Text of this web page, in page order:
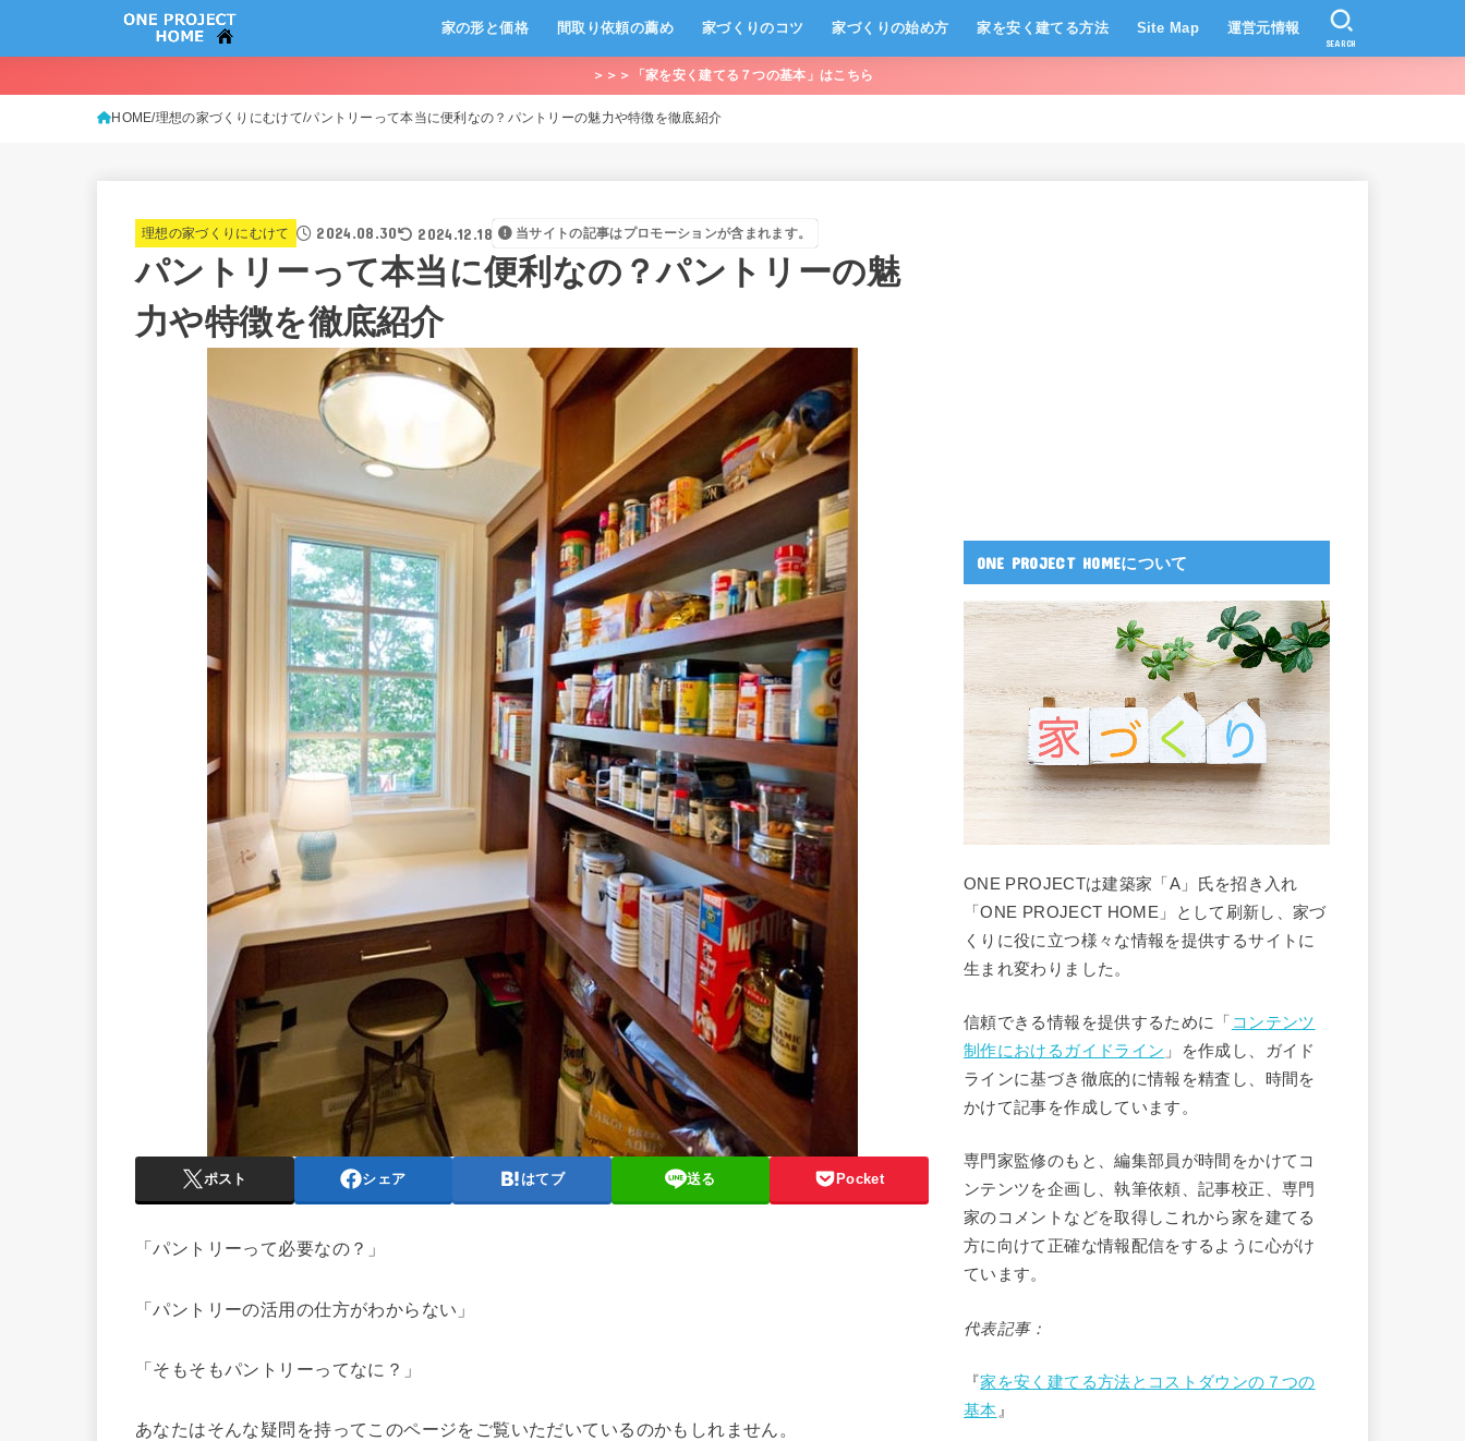
家の形と価格 間取り依頼の薦め 家づくりのコツ 家づくりの始め方 家を安く建てる方法 Site Map 運営元情報
SEARCH
＞＞＞「家を安く建てる７つの基本」はこちら
HOME 理想の家づくりにむけて パントリーって本当に便利なの？パントリーの魅力や特徴を徹底紹介
理想の家づくりにむけて 2024.08.30 2024.12.18 当サイトの記事はプロモーションが含まれます。
パントリーって本当に便利なの？パントリーの魅
力や特徴を徹底紹介
ポスト シェア はてブ 送る Pocket
「パントリーって必要なの？」
「パントリーの活用の仕方がわからない」
「そもそもパントリーってなに？」
あなたはそんな疑問を持ってこのページをご覧いただいているのかもしれません。
ONE PROJECT HOMEについて
ONE PROJECTは建築家「A」氏を招き入れ
「ONE PROJECT HOME」として刷新し、家づ
くりに役に立つ様々な情報を提供するサイトに
生まれ変わりました。
信頼できる情報を提供するために「 コンテンツ
制作におけるガイドライン 」を作成し、ガイド
ラインに基づき徹底的に情報を精査し、時間を
かけて記事を作成しています。
専門家監修のもと、編集部員が時間をかけてコ
ンテンツを企画し、執筆依頼、記事校正、専門
家のコメントなどを取得しこれから家を建てる
方に向けて正確な情報配信をするように心がけ
ています。
代表記事：
『家を安く建てる方法とコストダウンの７つの
基本 』